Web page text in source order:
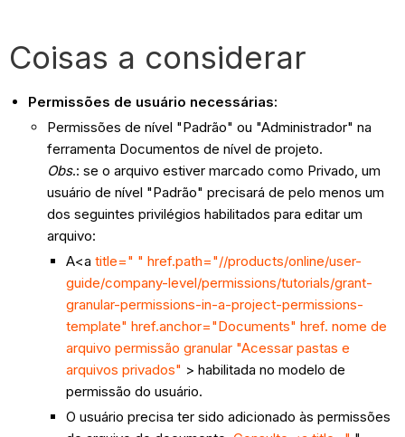
Coisas a considerar
Permissões de usuário necessárias:
Permissões de nível "Padrão" ou "Administrador" na
ferramenta Documentos de nível de projeto.
Obs.: se o arquivo estiver marcado como Privado, um
usuário de nível "Padrão" precisará de pelo menos um
dos seguintes privilégios habilitados para editar um
arquivo:
A<a title=" " href.path="//products/online/user-
guide/company-level/permissions/tutorials/grant-
granular-permissions-in-a-project-permissions-
template" href.anchor="Documents" href. nome de
arquivo permissão granular "Acessar pastas e
arquivos privados" > habilitada no modelo de
permissão do usuário.
O usuário precisa ter sido adicionado às permissões